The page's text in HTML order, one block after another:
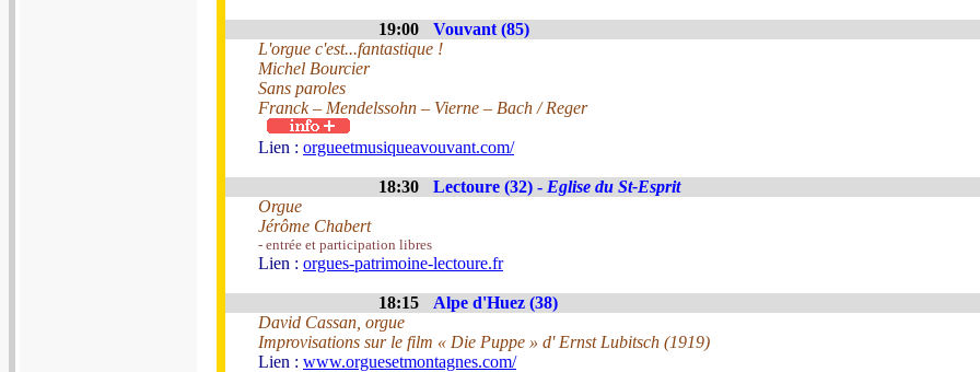
19:00
Vouvant (85)
L'orgue c'est...fantastique !
Michel Bourcier
Sans paroles
Franck – Mendelssohn – Vierne – Bach / Reger
Lien : orgueetmusiqueavouvant.com/
18:30 Lectoure (32) - Eglise du St-Esprit
Orgue
Jérôme Chabert
- entrée et participation libres
Lien : orgues-patrimoine-lectoure.fr
18:15
Alpe d'Huez (38)
David Cassan, orgue
Improvisations sur le film « Die Puppe » d' Ernst Lubitsch (1919)
Lien : www.orguesetmontagnes.com/